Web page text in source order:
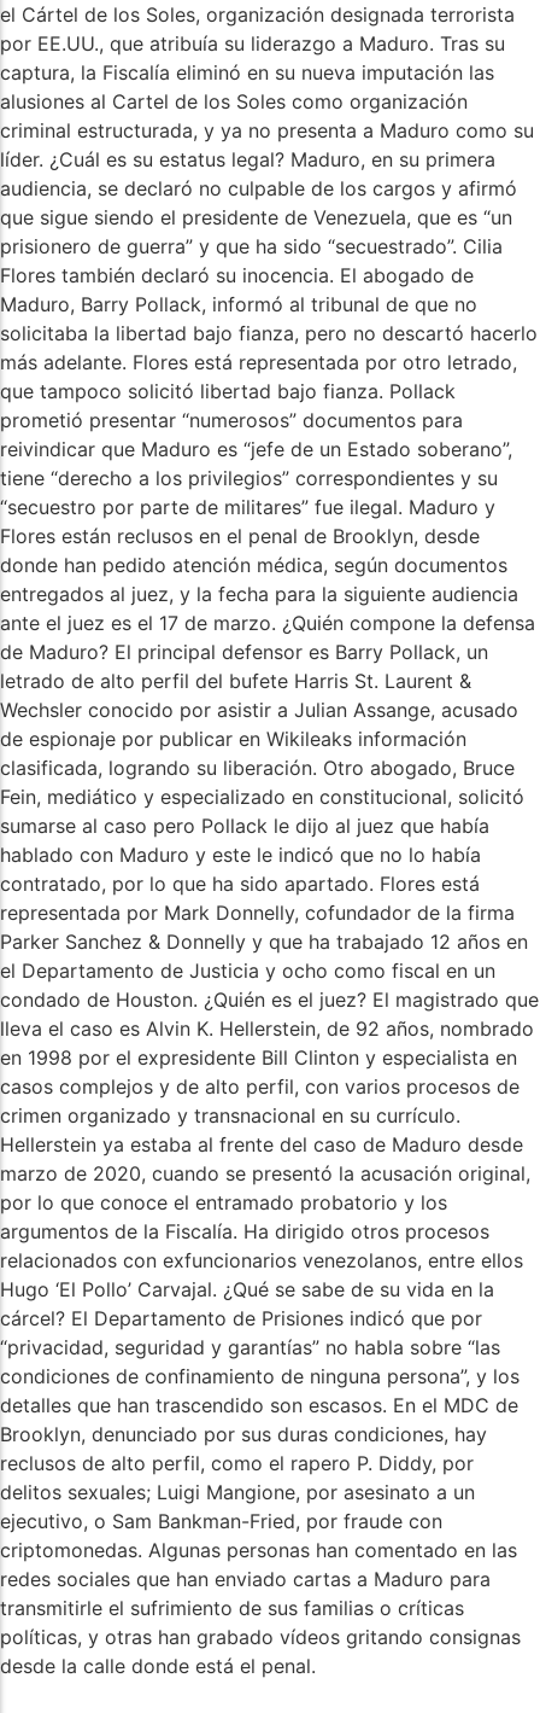
el Cártel de los Soles, organización designada terrorista
por EE.UU., que atribuía su liderazgo a Maduro. Tras su
captura, la Fiscalía eliminó en su nueva imputación las
alusiones al Cartel de los Soles como organización
criminal estructurada, y ya no presenta a Maduro como su
líder. ¿Cuál es su estatus legal? Maduro, en su primera
audiencia, se declaró no culpable de los cargos y afirmó
que sigue siendo el presidente de Venezuela, que es “un
prisionero de guerra” y que ha sido “secuestrado”. Cilia
Flores también declaró su inocencia. El abogado de
Maduro, Barry Pollack, informó al tribunal de que no
solicitaba la libertad bajo fianza, pero no descartó hacerlo
más adelante. Flores está representada por otro letrado,
que tampoco solicitó libertad bajo fianza. Pollack
prometió presentar “numerosos” documentos para
reivindicar que Maduro es “jefe de un Estado soberano”,
tiene “derecho a los privilegios” correspondientes y su
“secuestro por parte de militares” fue ilegal. Maduro y
Flores están reclusos en el penal de Brooklyn, desde
donde han pedido atención médica, según documentos
entregados al juez, y la fecha para la siguiente audiencia
ante el juez es el 17 de marzo. ¿Quién compone la defensa
de Maduro? El principal defensor es Barry Pollack, un
letrado de alto perfil del bufete Harris St. Laurent &
Wechsler conocido por asistir a Julian Assange, acusado
de espionaje por publicar en Wikileaks información
clasificada, logrando su liberación. Otro abogado, Bruce
Fein, mediático y especializado en constitucional, solicitó
sumarse al caso pero Pollack le dijo al juez que había
hablado con Maduro y este le indicó que no lo había
contratado, por lo que ha sido apartado. Flores está
representada por Mark Donnelly, cofundador de la firma
Parker Sanchez & Donnelly y que ha trabajado 12 años en
el Departamento de Justicia y ocho como fiscal en un
condado de Houston. ¿Quién es el juez? El magistrado que
lleva el caso es Alvin K. Hellerstein, de 92 años, nombrado
en 1998 por el expresidente Bill Clinton y especialista en
casos complejos y de alto perfil, con varios procesos de
crimen organizado y transnacional en su currículo.
Hellerstein ya estaba al frente del caso de Maduro desde
marzo de 2020, cuando se presentó la acusación original,
por lo que conoce el entramado probatorio y los
argumentos de la Fiscalía. Ha dirigido otros procesos
relacionados con exfuncionarios venezolanos, entre ellos
Hugo ‘El Pollo’ Carvajal. ¿Qué se sabe de su vida en la
cárcel? El Departamento de Prisiones indicó que por
“privacidad, seguridad y garantías” no habla sobre “las
condiciones de confinamiento de ninguna persona”, y los
detalles que han trascendido son escasos. En el MDC de
Brooklyn, denunciado por sus duras condiciones, hay
reclusos de alto perfil, como el rapero P. Diddy, por
delitos sexuales; Luigi Mangione, por asesinato a un
ejecutivo, o Sam Bankman-Fried, por fraude con
criptomonedas. Algunas personas han comentado en las
redes sociales que han enviado cartas a Maduro para
transmitirle el sufrimiento de sus familias o críticas
políticas, y otras han grabado vídeos gritando consignas
desde la calle donde está el penal.